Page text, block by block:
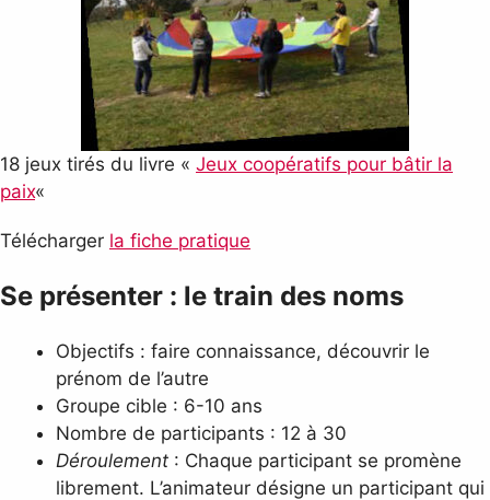
18 jeux tirés du livre « Jeux coopératifs pour bâtir la
paix«
Télécharger la fiche pratique
Se présenter : le train des noms
Objectifs : faire connaissance, découvrir le
prénom de l’autre
Groupe cible : 6-10 ans
Nombre de participants : 12 à 30
Déroulement : Chaque participant se promène
librement. L’animateur désigne un participant qui